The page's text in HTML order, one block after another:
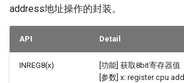
address地址操作的封装。
API Detail
INREG8(x)
[功能] 获取8bit寄存器值
[参数] x: register cpu